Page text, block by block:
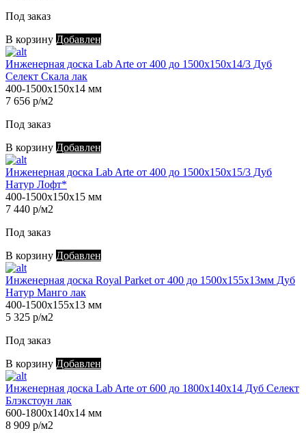
Под заказ
В корзину Добавлен
Инженерная доска Lab Arte от 400 до 1500х150х14/3 Дуб
Селект Скала лак
400-1500х150х14 мм
7 656 р/м2
Под заказ
В корзину Добавлен
Инженерная доска Lab Arte от 400 до 1500х150х15/3 Дуб
Натур Лофт*
400-1500х150х15 мм
7 440 р/м2
Под заказ
В корзину Добавлен
Инженерная доска Royal Parket от 400 до 1500х155х13мм Дуб
Натур Манго лак
400-1500х155х13 мм
5 325 р/м2
Под заказ
В корзину Добавлен
Инженерная доска Lab Arte от 600 до 1800х140х14 Дуб Селект
Блэкстоун лак
600-1800х140х14 мм
8 909 р/м2